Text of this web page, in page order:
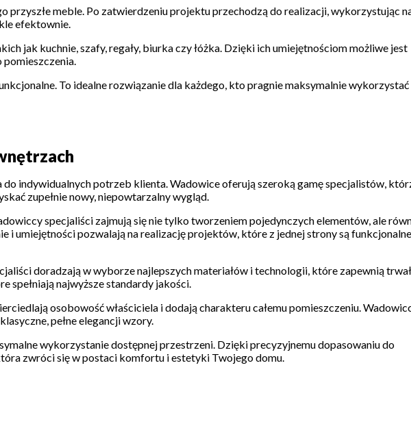
meble. Po zatwierdzeniu projektu przechodzą do realizacji, wykorzystując
efektownie.
jak kuchnie, szafy, regały, biurka czy łóżka. Dzięki ich umiejętnościom możliwe jest
To idealne rozwiązanie dla każdego, kto pragnie maksymalnie
indywidualnych potrzeb klienta. Wadowice oferują szeroką gamę specjalistów,
zupełnie nowy, niepowtarzalny wygląd.
specjaliści zajmują się nie tylko tworzeniem pojedynczych elementów, ale
i umiejętności pozwalają na realizację projektów, które z jednej strony są
doradzają w wyborze najlepszych materiałów i technologii, które zapewnią
spełniają najwyższe standardy jakości.
osobowość właściciela i dodają charakteru całemu pomieszczeniu.
pełne elegancji wzory.
wykorzystanie dostępnej przestrzeni. Dzięki precyzyjnemu dopasowaniu do
zwróci się w postaci komfortu i estetyki Twojego domu.